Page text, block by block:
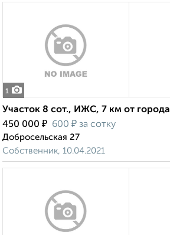
1
Участок 8 сот., ИЖС, 7 км от города
450 000 ₽ 600 ₽ за сотку
Добросельская 27
Собственник, 10.04.2021